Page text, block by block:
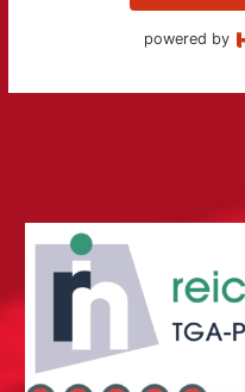
powered by